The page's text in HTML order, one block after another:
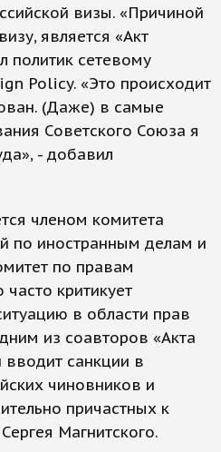
визы. «Причиной
является «Акт
политик сетевому
Policy. «Это происходит
(Даже) в самые
Советского Союза я
- добавил
членом комитета
по иностранным делам и
по правам
критикует
в области прав
из соавторов «Акта
вводит санкции в
чиновников и
причастных к
Магнитского.